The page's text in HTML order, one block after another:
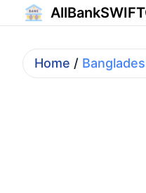
Home /